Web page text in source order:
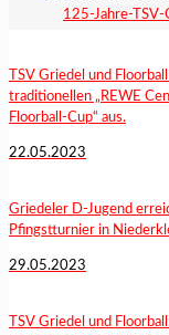
TSV Griedel und
traditionellen „REWE
Floorball-Cup“ aus.
22.05.2023
Griedeler D-Jugend
Pfingstturnier in
29.05.2023
TSV Griedel und